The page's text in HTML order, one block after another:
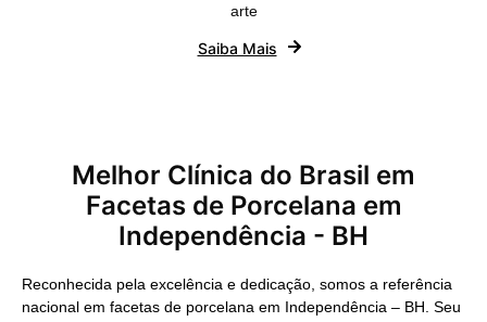
arte
Saiba Mais
Melhor Clínica do Brasil em
Facetas de Porcelana em
Independência - BH
Reconhecida pela excelência e dedicação, somos a referência
nacional em facetas de porcelana em Independência – BH. Seu